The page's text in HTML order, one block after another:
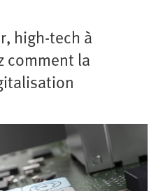
high-tech à
comment la